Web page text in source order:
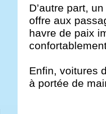
D’autre part,
offre aux
havre de paix
Enfin, voitures
à portée de